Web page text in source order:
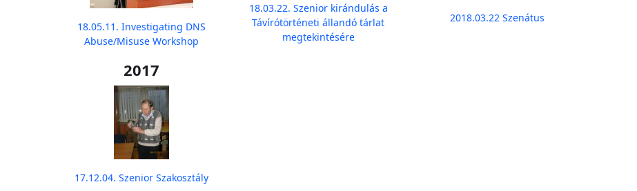
18.05.11. Investigating DNS
Abuse/Misuse Workshop
18.03.22. Szenior kirándulás a
Távírótörténeti állandó tárlat
megtekintésére
2018.03.22 Szenátus
2017
17.12.04. Szenior Szakosztály